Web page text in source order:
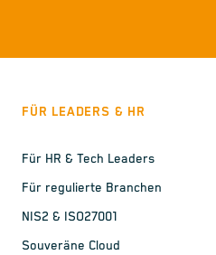
FÜR LEADERS & HR
Für HR & Tech Leaders
Für regulierte Branchen
NIS2 & ISO27001
Souveräne Cloud